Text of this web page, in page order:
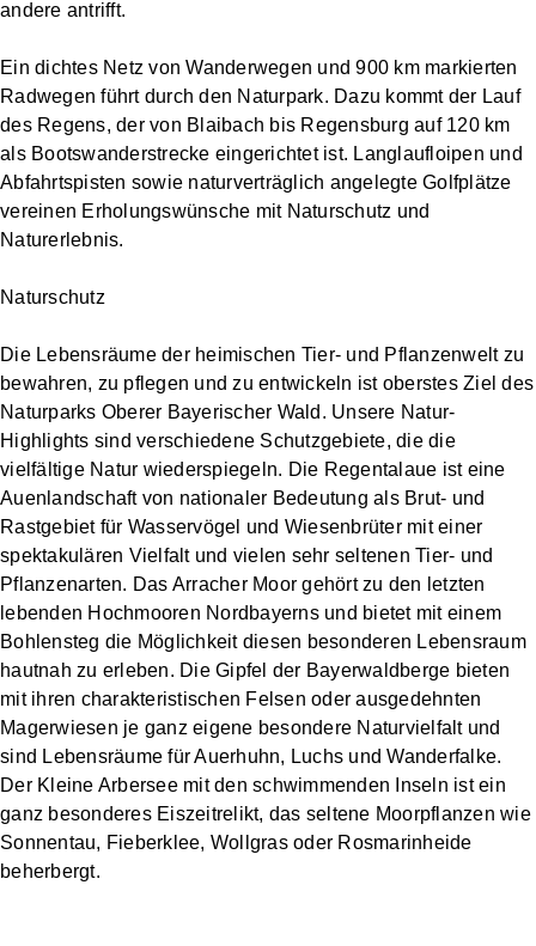
andere antrifft.
Ein dichtes Netz von Wanderwegen und 900 km markierten
Radwegen führt durch den Naturpark. Dazu kommt der Lauf
des Regens, der von Blaibach bis Regensburg auf 120 km
als Bootswanderstrecke eingerichtet ist. Langlaufloipen und
Abfahrtspisten sowie naturverträglich angelegte Golfplätze
vereinen Erholungswünsche mit Naturschutz und
Naturerlebnis.
Naturschutz
Die Lebensräume der heimischen Tier- und Pflanzenwelt zu
bewahren, zu pflegen und zu entwickeln ist oberstes Ziel des
Naturparks Oberer Bayerischer Wald. Unsere Natur-
Highlights sind verschiedene Schutzgebiete, die die
vielfältige Natur wiederspiegeln. Die Regentalaue ist eine
Auenlandschaft von nationaler Bedeutung als Brut- und
Rastgebiet für Wasservögel und Wiesenbrüter mit einer
spektakulären Vielfalt und vielen sehr seltenen Tier- und
Pflanzenarten. Das Arracher Moor gehört zu den letzten
lebenden Hochmooren Nordbayerns und bietet mit einem
Bohlensteg die Möglichkeit diesen besonderen Lebensraum
hautnah zu erleben. Die Gipfel der Bayerwaldberge bieten
mit ihren charakteristischen Felsen oder ausgedehnten
Magerwiesen je ganz eigene besondere Naturvielfalt und
sind Lebensräume für Auerhuhn, Luchs und Wanderfalke.
Der Kleine Arbersee mit den schwimmenden Inseln ist ein
ganz besonderes Eiszeitrelikt, das seltene Moorpflanzen wie
Sonnentau, Fieberklee, Wollgras oder Rosmarinheide
beherbergt.